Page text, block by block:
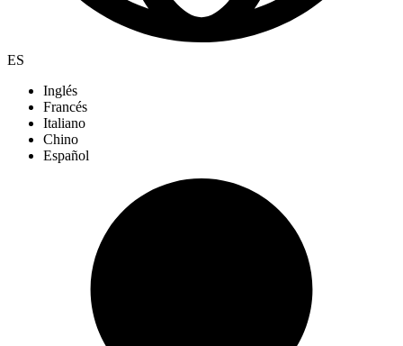
ES
Inglés
Francés
Italiano
Chino
Español